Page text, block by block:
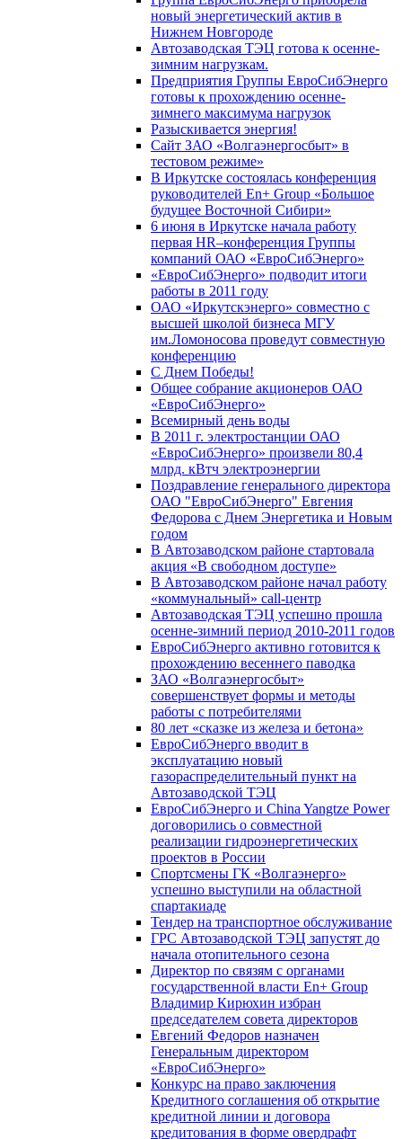
новый энергетический актив в
Нижнем Новгороде
Автозаводская ТЭЦ готова к осенне-
зимним нагрузкам.
Предприятия Группы ЕвроСибЭнерго
готовы к прохождению осенне-
зимнего максимума нагрузок
Разыскивается энергия!
Сайт ЗАО «Волгаэнергосбыт» в
тестовом режиме»
В Иркутске состоялась конференция
руководителей En+ Group «Большое
будущее Восточной Сибири»
6 июня в Иркутске начала работу
первая HR–конференция Группы
компаний ОАО «ЕвроСибЭнерго»
«ЕвроСибЭнерго» подводит итоги
работы в 2011 году
ОАО «Иркутскэнерго» совместно с
высшей школой бизнеса МГУ
им.Ломоносова проведут совместную
конференцию
С Днем Победы!
Общее собрание акционеров ОАО
«ЕвроСибЭнерго»
Всемирный день воды
В 2011 г. электростанции ОАО
«ЕвроСибЭнерго» произвели 80,4
млрд. кВтч электроэнергии
Поздравление генерального директора
ОАО "ЕвроСибЭнерго" Евгения
Федорова с Днем Энергетика и Новым
годом
В Автозаводском районе стартовала
акция «В свободном доступе»
В Автозаводском районе начал работу
«коммунальный» call-центр
Автозаводская ТЭЦ успешно прошла
осенне-зимний период 2010-2011 годов
ЕвроСибЭнерго активно готовится к
прохождению весеннего паводка
ЗАО «Волгаэнергосбыт»
совершенствует формы и методы
работы с потребителями
80 лет «сказке из железа и бетона»
ЕвроСибЭнерго вводит в
эксплуатацию новый
газораспределительный пункт на
Автозаводской ТЭЦ
ЕвроСибЭнерго и China Yangtze Power
договорились о совместной
реализации гидроэнергетических
проектов в России
Спортсмены ГК «Волгаэнерго»
успешно выступили на областной
спартакиаде
Тендер на транспортное обслуживание
ГРС Автозаводской ТЭЦ запустят до
начала отопительного сезона
Директор по связям с органами
государственной власти En+ Group
Владимир Кирюхин избран
председателем совета директоров
Евгений Федоров назначен
Генеральным директором
«ЕвроСибЭнерго»
Конкурс на право заключения
Кредитного соглашения об открытие
кредитной линии и договора
кредитования в форме овердрафт